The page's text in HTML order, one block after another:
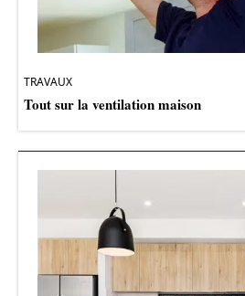
TRAVAUX
Tout sur la ventilation maison